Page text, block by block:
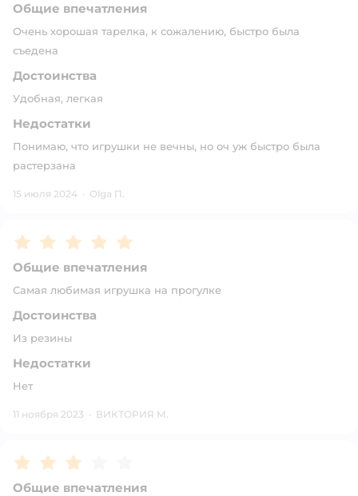
Общие впечатления
Очень хорошая тарелка, к сожалению, быстро была
съедена
Достоинства
Удобная, легкая
Недостатки
Понимаю, что игрушки не вечны, но оч уж быстро была
растерзана
15 июля 2024 · Olga П.
Рейтинг:5
Общие впечатления
Самая любимая игрушка на прогулке
Достоинства
Из резины
Недостатки
Нет
11 ноября 2023 · ВИКТОРИЯ М.
Рейтинг:3
Общие впечатления